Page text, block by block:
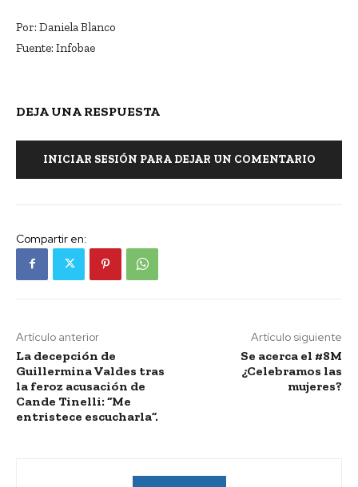
Por: Daniela Blanco
Fuente: Infobae
DEJA UNA RESPUESTA
INICIAR SESIÓN PARA DEJAR UN COMENTARIO
Compartir en:
Artículo anterior
La decepción de
Guillermina Valdes tras
la feroz acusación de
Cande Tinelli: “Me
entristece escucharla”.
Artículo siguiente
Se acerca el #8M
¿Celebramos las
mujeres?